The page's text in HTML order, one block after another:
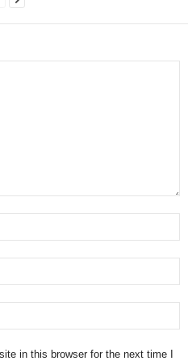
in this browser for the next time I